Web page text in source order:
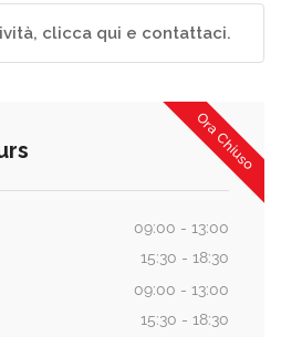
clicca qui e contattaci.
Ora Chiuso
09:00 - 13:00
15:30 - 18:30
09:00 - 13:00
15:30 - 18:30